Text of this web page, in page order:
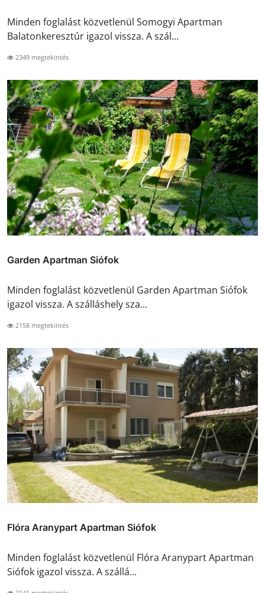
Minden foglalást közvetlenül Somogyi Apartman
Balatonkeresztúr igazol vissza. A szál...
2349 megtekintés
Garden Apartman Siófok
Minden foglalást közvetlenül Garden Apartman Siófok
igazol vissza. A szálláshely sza...
2158 megtekintés
Flóra Aranypart Apartman Siófok
Minden foglalást közvetlenül Flóra Aranypart Apartman
Siófok igazol vissza. A szállá...